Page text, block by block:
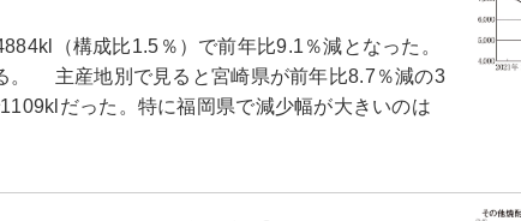
（構成比1.5％）で前年比9.1％減となった。
。 主産地別で見ると宮崎県が前年比8.7％減の3
だった。特に福岡県で減少幅が大きいのは